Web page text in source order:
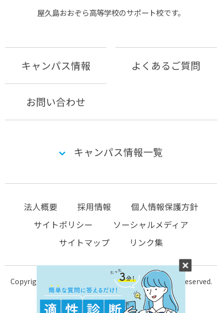
屋久島おおぞら⾼等学校のサポート校です。
キャンパス情報 よくあるご質問
お問い合わせ
キャンパス情報一覧
法人概要 採用情報
個人情報保護方針
サイトポリシー
ソーシャルメディア
サイトマップ
リンク集
Copyright © 2004-2026 KTC-school.com All Rights Reserved.